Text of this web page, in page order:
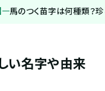
馬のつく苗字は何種類？
い名字や由来